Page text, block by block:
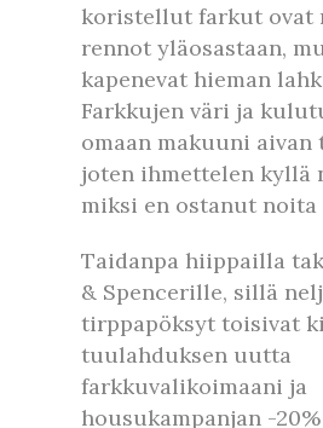
koristellut farkut ovat
rennot yläosastaan,
kapenevat hieman
Farkkujen väri ja
omaan makuuni aivan
joten ihmettelen kyllä
miksi en ostanut noita
Taidanpa hiippailla
& Spencerille, sillä
tirppapöksyt toisivat
tuulahduksen uutta
farkkuvalikoimaani ja
housukampanjan -